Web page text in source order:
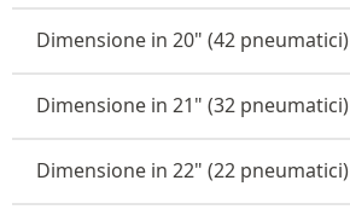
Dimensione in 20" (42 pneumatici)
Dimensione in 21" (32 pneumatici)
Dimensione in 22" (22 pneumatici)